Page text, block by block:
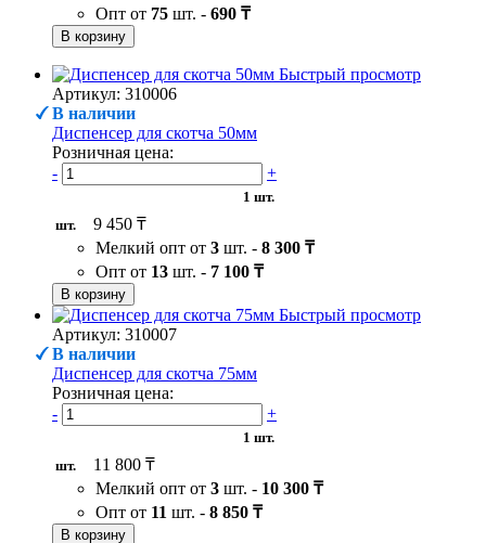
Опт от 75 шт. - 690 ₸
В корзину
Быстрый просмотр
Артикул: 310006
В наличии
Диспенсер для скотча 50мм
Розничная цена:
-
+
1 шт.
шт.
9 450 ₸
Мелкий опт от 3 шт. - 8 300 ₸
Опт от 13 шт. - 7 100 ₸
В корзину
Быстрый просмотр
Артикул: 310007
В наличии
Диспенсер для скотча 75мм
Розничная цена:
-
+
1 шт.
шт.
11 800 ₸
Мелкий опт от 3 шт. - 10 300 ₸
Опт от 11 шт. - 8 850 ₸
В корзину